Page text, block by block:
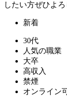
したい方ぜひよ
新着
30代
人気の職業
大卒
高収入
禁煙
オンライン